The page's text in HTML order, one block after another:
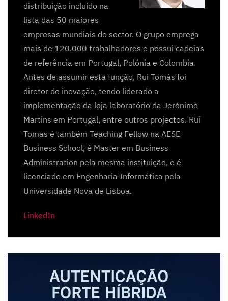
distribuição incluído na
lista das 50 maiores
empresas mundiais do sector. O grupo emprega
mais de 120.000 trabalhadores e possui cadeias
de referência em Portugal, Polónia e Colombia.
Antes de assumir esta função, Rui Tomás foi
diretor de inovação, tendo liderado a
implementação da loja laboratório da Jerónimo
Martins em Portugal, entre outros projectos. Rui
Tomas é também Teaching Fellow na AESE
Business School, é Master em Business
Administration pela mesma instituição, e é
licenciado em Engenharia Informática pela
Universidade Nova de Lisboa.
LinkedIn